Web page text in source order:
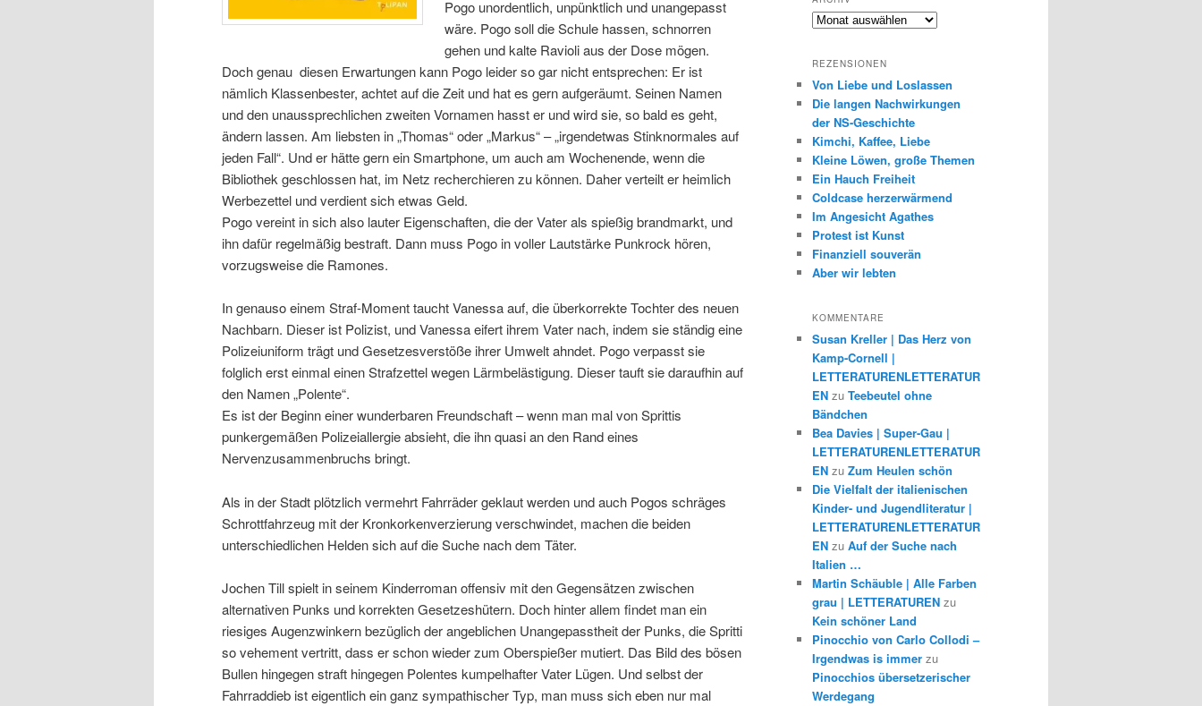
Pogo unordentlich, unpünktlich und unangepasst
wäre. Pogo soll die Schule hassen, schnorren
gehen und kalte Ravioli aus der Dose mögen.
Doch genau diesen Erwartungen kann Pogo leider so gar nicht entsprechen: Er ist
nämlich Klassenbester, achtet auf die Zeit und hat es gern aufgeräumt. Seinen Namen
und den unaussprechlichen zweiten Vornamen hasst er und wird sie, so bald es geht,
ändern lassen. Am liebsten in „Thomas“ oder „Markus“ – „irgendetwas Stinknormales auf
jeden Fall“. Und er hätte gern ein Smartphone, um auch am Wochenende, wenn die
Bibliothek geschlossen hat, im Netz recherchieren zu können. Daher verteilt er heimlich
Werbezettel und verdient sich etwas Geld.
Pogo vereint in sich also lauter Eigenschaften, die der Vater als spießig brandmarkt, und
ihn dafür regelmäßig bestraft. Dann muss Pogo in voller Lautstärke Punkrock hören,
vorzugsweise die Ramones.
In genauso einem Straf-Moment taucht Vanessa auf, die überkorrekte Tochter des neuen
Nachbarn. Dieser ist Polizist, und Vanessa eifert ihrem Vater nach, indem sie ständig eine
Polizeiuniform trägt und Gesetzesverstöße ihrer Umwelt ahndet. Pogo verpasst sie
folglich erst einmal einen Strafzettel wegen Lärmbelästigung. Dieser tauft sie daraufhin auf
den Namen „Polente“.
Es ist der Beginn einer wunderbaren Freundschaft – wenn man mal von Sprittis
punkergemäßen Polizeiallergie absieht, die ihn quasi an den Rand eines
Nervenzusammenbruchs bringt.
Als in der Stadt plötzlich vermehrt Fahrräder geklaut werden und auch Pogos schräges
Schrottfahrzeug mit der Kronkorkenverzierung verschwindet, machen die beiden
unterschiedlichen Helden sich auf die Suche nach dem Täter.
Jochen Till spielt in seinem Kinderroman offensiv mit den Gegensätzen zwischen
alternativen Punks und korrekten Gesetzeshütern. Doch hinter allem findet man ein
riesiges Augenzwinkern bezüglich der angeblichen Unangepasstheit der Punks, die Spritti
so vehement vertritt, dass er schon wieder zum Oberspießer mutiert. Das Bild des bösen
Bullen hingegen straft hingegen Polentes kumpelhafter Vater Lügen. Und selbst der
Fahrraddieb ist eigentlich ein ganz sympathischer Typ, man muss sich eben nur mal
Archiv
REZENSIONEN
Von Liebe und Loslassen
Die langen Nachwirkungen
der NS-Geschichte
Kimchi, Kaffee, Liebe
Kleine Löwen, große Themen
Ein Hauch Freiheit
Coldcase herzerwärmend
Im Angesicht Agathes
Protest ist Kunst
Finanziell souverän
Aber wir lebten
KOMMENTARE
Susan Kreller | Das Herz von
Kamp-Cornell |
LETTERATURENLETTERATUR
EN zu Teebeutel ohne
Bändchen
Bea Davies | Super-Gau |
LETTERATURENLETTERATUR
EN zu Zum Heulen schön
Die Vielfalt der italienischen
Kinder- und Jugendliteratur |
LETTERATURENLETTERATUR
EN zu Auf der Suche nach
Italien …
Martin Schäuble | Alle Farben
grau | LETTERATUREN zu
Kein schöner Land
Pinocchio von Carlo Collodi –
Irgendwas is immer zu
Pinocchios übersetzerischer
Werdegang